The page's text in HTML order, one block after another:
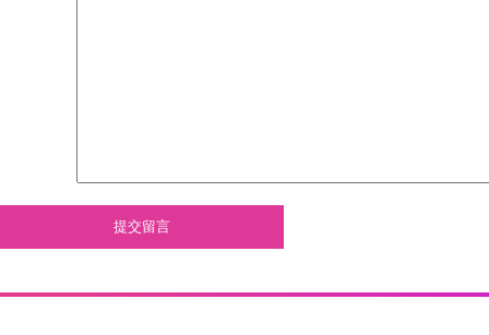
提交留言